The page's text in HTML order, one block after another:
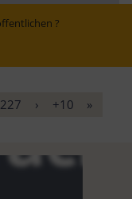
Basistunnels“ |
Kleine Zeitung
?
227 › +10 »